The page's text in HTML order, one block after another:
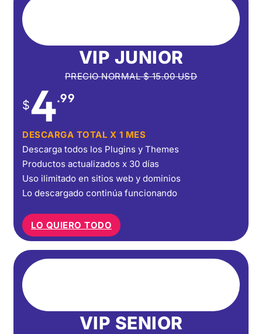
VIP JUNIOR
PRECIO NORMAL$15.00USD
$4.99
DESCARGA TOTAL X 1 MES
Descarga todos los Plugins y Themes
Productos actualizados x 30 días
Uso ilimitado en sitios web y dominios
Lo descargado continúa funcionando
LO QUIERO TODO
VIP SENIOR